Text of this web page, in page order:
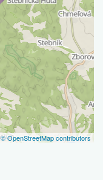
© OpenStreetMap contributors